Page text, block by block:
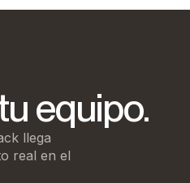
equipo.
llega
real en el